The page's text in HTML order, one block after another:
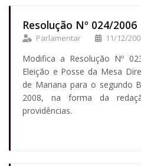
Resolução Nº 024/2006
Parlamentar 11/12/
Modifica a Resolução Nº
Eleição e Posse da Mesa
de Mariana para o segundo
2008, na forma da
providências.